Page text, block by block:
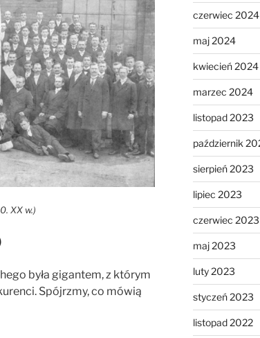
XX w.)
była gigantem, z którym
Spójrzmy, co mówią
czerwiec 2024
maj 2024
kwiecień 2024
marzec 2024
listopad 2023
październik
sierpień 2023
lipiec 2023
czerwiec 2023
maj 2023
luty 2023
styczeń 2023
listopad 2022